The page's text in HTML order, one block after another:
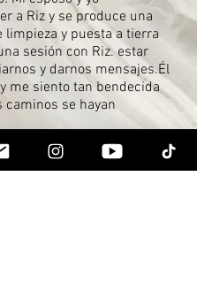
a Riz y se produce una
limpieza y puesta a tierra
sesión con Riz. estar
y darnos mensajes.Él
me siento tan bendecida
caminos se hayan